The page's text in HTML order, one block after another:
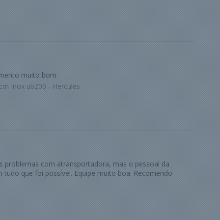
muito bom.
Inox ub200 - Hercules
problemas com atransportadora, mas o pessoal da
que foi possível. Equipe muito boa. Recomendo